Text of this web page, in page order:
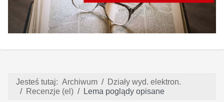
Jesteś tutaj: Archiwum
Działy wyd. elektron.
Recenzje (el)
Lema poglądy opisane